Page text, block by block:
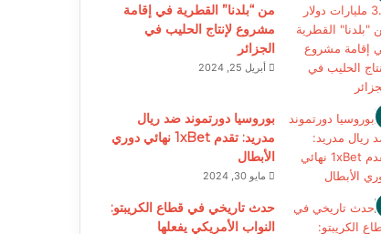
من “بلدنا” القطرية في إقامة
مشروع لإنتاج الحليب في
الجزائر
أبريل 25, 2024
بوروسيا دورتموند ضد ريال
مدريد: تقدم 1xBet نهائي دوري
الأبطال
مايو 30, 2024
حدث تاريخي في قطاع الكريبتو:
النواب الأمريكي يفعلها